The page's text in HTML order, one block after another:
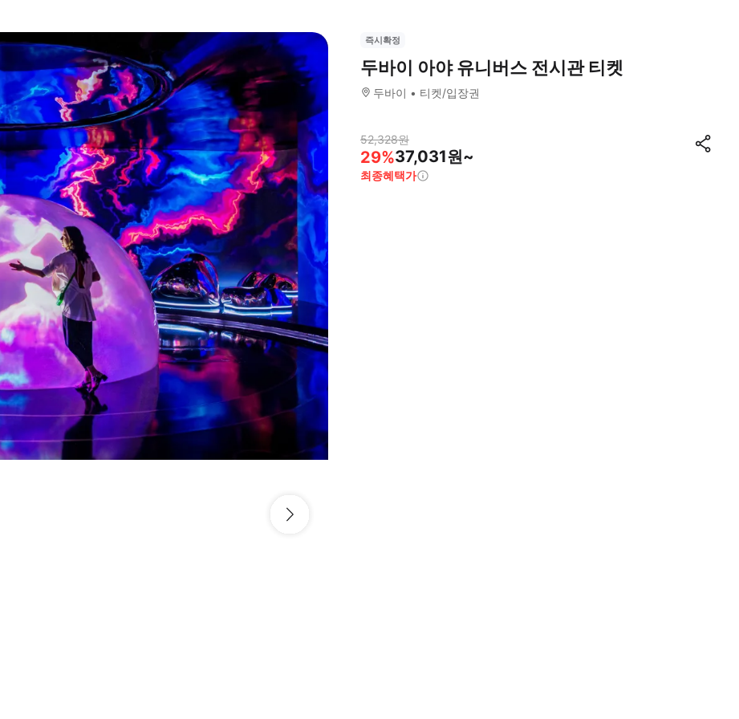
즉시확정
두바이 아야 유니버스 전시관 티켓
두바이 티켓/입장권
52,328원
29%37,031원~
최종혜택가